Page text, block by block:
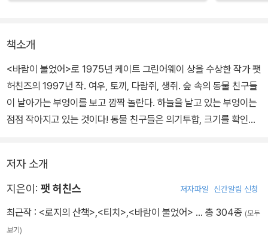
책소개
<바람이 불었어>로 1975년 케이트 그린어웨이 상을 수상한 작가 팻
허친즈의 1997년 작. 여우, 토끼, 다람쥐, 생쥐. 숲 속의 동물 친구들
이 날아가는 부엉이를 보고 깜짝 놀란다. 하늘을 날고 있는 부엉이는
점점 작아지고 있는 것이다! 동물 친구들은 의기투합, 크기를 확인하
동물들의 크기 비교를 통해 큰 것과 작은 것에 대한 인식을 키울 수 있
선명한 그림이 눈에 띈다. 가까이 있고 멀리 있음에 따라 활자의 크기
를 달리한 타이포그라피로 상황을 극적으로 전개해 나간다. 의성어와
저자 소개
지은이: 팻 허친스 저자파일 신간알림 신청
최근작 : <로지의 산책>,<티치>,<바람이 불었어> … 총 304종 (모두
보기)